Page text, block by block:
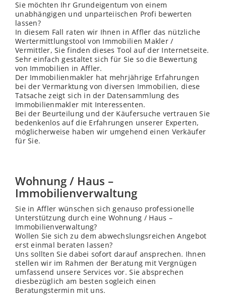
Sie möchten Ihr Grundeigentum von einem
unabhängigen und unparteiischen Profi bewerten
lassen?
In diesem Fall raten wir Ihnen in Affler das nützliche
Wertermittlungstool von Immobilien Makler /
Vermittler, Sie finden dieses Tool auf der Internetseite.
Sehr einfach gestaltet sich für Sie so die Bewertung
von Immobilien in Affler.
Der Immobilienmakler hat mehrjährige Erfahrungen
bei der Vermarktung von diversen Immobilien, diese
Tatsache zeigt sich in der Datensammlung des
Immobilienmakler mit Interessenten.
Bei der Beurteilung und der Käufersuche vertrauen Sie
bedenkenlos auf die Erfahrungen unserer Experten,
möglicherweise haben wir umgehend einen Verkäufer
für Sie.
Wohnung / Haus –
Immobilienverwaltung
Sie in Affler wünschen sich genauso professionelle
Unterstützung durch eine Wohnung / Haus –
Immobilienverwaltung?
Wollen Sie sich zu dem abwechslungsreichen Angebot
erst einmal beraten lassen?
Uns sollten Sie dabei sofort darauf ansprechen. Ihnen
stellen wir im Rahmen der Beratung mit Vergnügen
umfassend unsere Services vor. Sie absprechen
diesbezüglich am besten sogleich einen
Beratungstermin mit uns.